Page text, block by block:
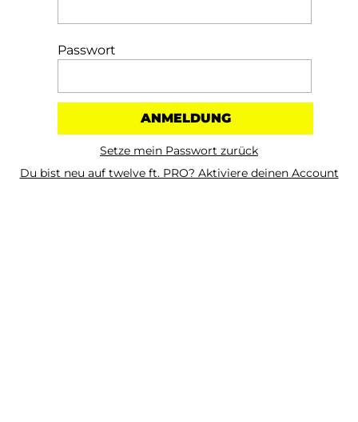
Passwort
Setze mein Passwort zurück
Du bist neu auf twelve ft. PRO? Aktiviere deinen Account